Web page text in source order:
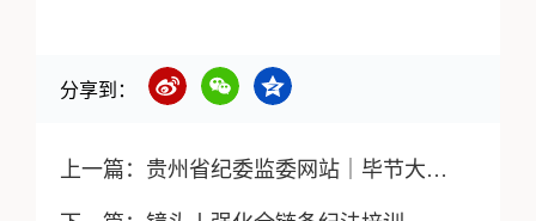
分享到：
上一篇： 贵州省纪委监委网站｜毕节大方：专项整治惠民补贴资金管理突出问题 党纪政务处分25人